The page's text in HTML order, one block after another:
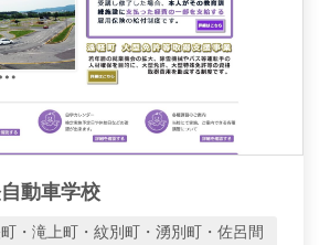
動車学校
・滝上町・紋別町・湧別町・佐呂間